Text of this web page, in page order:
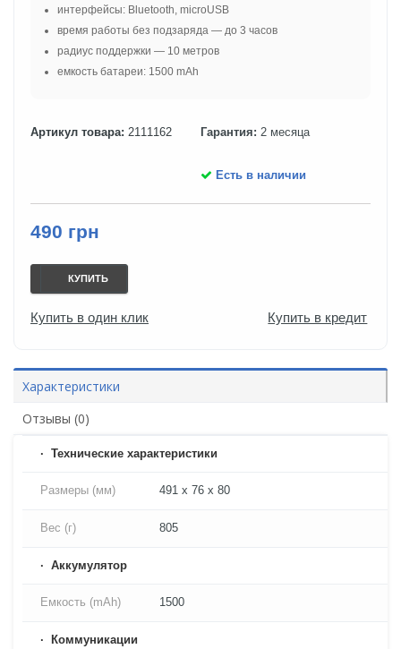
интерфейсы: Bluetooth, microUSB
время работы без подзаряда — до 3 часов
радиус поддержки — 10 метров
емкость батареи: 1500 mAh
Артикул товара: 2111162 Гарантия: 2 месяца
Есть в наличии
490 грн
КУПИТЬ
Купить в один клик Купить в кредит
Характеристики
Отзывы (0)
Технические характеристики
Размеры (мм) 491 x 76 x 80
Вес (г) 805
Аккумулятор
Емкость (mAh) 1500
Коммуникации